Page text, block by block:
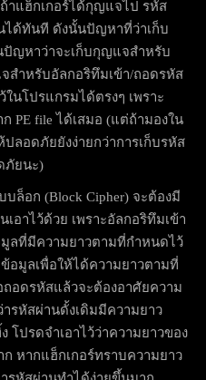
าแฮ็กเกอร์ได้กุญแจไป รหัส
ได้ทันที ดังนั้นปัญหาที่ว่าเก็บ
ปัญหาว่าจะเก็บกุญแจสำหรับ
สำหรับอัลกอริทึมเข้า/ถอดรหัส
ในโปรแกรมได้ตรงๆ เพราะ
PE file ได้เสมอ (แต่ถ้ามองใน
ลอดภัยยังง่ายกว่าการเก็บรหัส
ภัยนะ)
ล็อก (Block Cipher) จะต้องมี
อาไว้ด้วย เพราะอัลกอริทึมเข้า
ลที่มีความยาวตามที่กำหนดไว้
อมูลเพื่อให้ได้ความยาวตามที่
ถอดรหัสแล้วจะต้องอาศัยความ
รหัสผ่านดั้งเดิมมีความยาว
โปรดจำเอาไว้ว่าความยาวของ
หากแฮ็กเกอร์ทราบความยาว